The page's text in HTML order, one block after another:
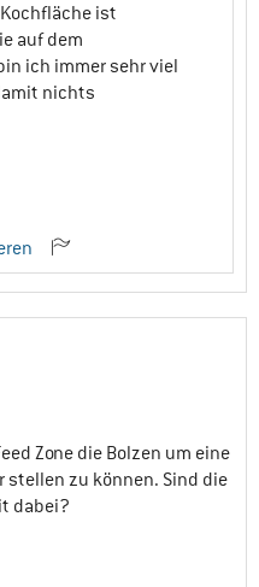
ist
auf dem
ich immer sehr viel
nichts
Zone die Bolzen um eine
stellen zu können. Sind die
dabei?